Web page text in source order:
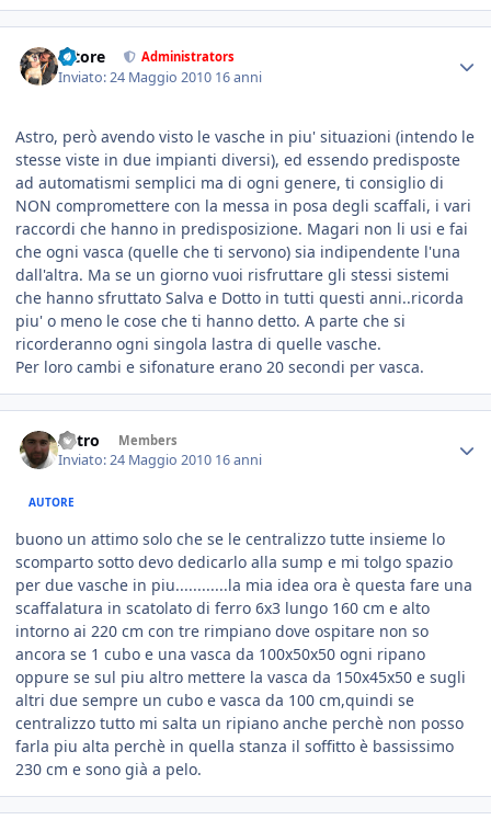
tatore Administrators
Inviato:24 Maggio 2010 16 anni
Astro, però avendo visto le vasche in piu' situazioni (intendo le
stesse viste in due impianti diversi), ed essendo predisposte
ad automatismi semplici ma di ogni genere, ti consiglio di
NON compromettere con la messa in posa degli scaffali, i vari
raccordi che hanno in predisposizione. Magari non li usi e fai
che ogni vasca (quelle che ti servono) sia indipendente l'una
dall'altra. Ma se un giorno vuoi risfruttare gli stessi sistemi
che hanno sfruttato Salva e Dotto in tutti questi anni..ricorda
piu' o meno le cose che ti hanno detto. A parte che si
ricorderanno ogni singola lastra di quelle vasche.
Per loro cambi e sifonature erano 20 secondi per vasca.
Astro Members
Inviato:24 Maggio 2010 16 anni
AUTORE
buono un attimo solo che se le centralizzo tutte insieme lo
scomparto sotto devo dedicarlo alla sump e mi tolgo spazio
per due vasche in piu............la mia idea ora è questa fare una
scaffalatura in scatolato di ferro 6x3 lungo 160 cm e alto
intorno ai 220 cm con tre rimpiano dove ospitare non so
ancora se 1 cubo e una vasca da 100x50x50 ogni ripano
oppure se sul piu altro mettere la vasca da 150x45x50 e sugli
altri due sempre un cubo e vasca da 100 cm,quindi se
centralizzo tutto mi salta un ripiano anche perchè non posso
farla piu alta perchè in quella stanza il soffitto è bassissimo
230 cm e sono già a pelo.